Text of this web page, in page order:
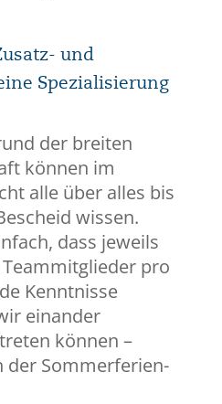
und
Spezialisierung
der breiten
können im
alle über alles bis
wissen.
dass jeweils
pro
Kenntnisse
einander
können –
der Sommerferien-